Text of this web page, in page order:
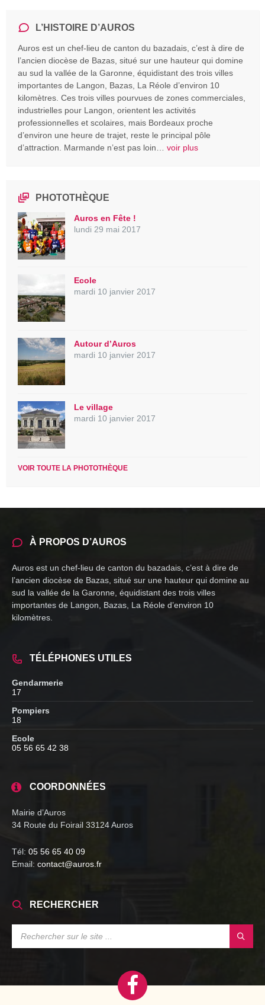
L’HISTOIRE D’AUROS
Auros est un chef-lieu de canton du bazadais, c’est à dire de
l’ancien diocèse de Bazas, situé sur une hauteur qui domine
au sud la vallée de la Garonne, équidistant des trois villes
importantes de Langon, Bazas, La Réole d’environ 10
kilomètres. Ces trois villes pourvues de zones commerciales,
industrielles pour Langon, orientent les activités
professionnelles et scolaires, mais Bordeaux proche
d’environ une heure de trajet, reste le principal pôle
d’attraction. Marmande n’est pas loin… voir plus
PHOTOTHÈQUE
Auros en Fête !
lundi 29 mai 2017
Ecole
mardi 10 janvier 2017
Autour d’Auros
mardi 10 janvier 2017
Le village
mardi 10 janvier 2017
VOIR TOUTE LA PHOTOTHÈQUE
À PROPOS D’AUROS
Auros est un chef-lieu de canton du bazadais, c’est à dire de
l’ancien diocèse de Bazas, situé sur une hauteur qui domine au
sud la vallée de la Garonne, équidistant des trois villes
importantes de Langon, Bazas, La Réole d’environ 10
kilomètres.
TÉLÉPHONES UTILES
Gendarmerie
17
Pompiers
18
Ecole
05 56 65 42 38
COORDONNÉES
Mairie d’Auros
34 Route du Foirail 33124 Auros
Tél: 05 56 65 40 09
Email: contact@auros.fr
RECHERCHER